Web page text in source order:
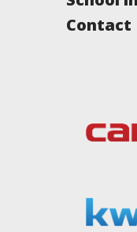
Contact